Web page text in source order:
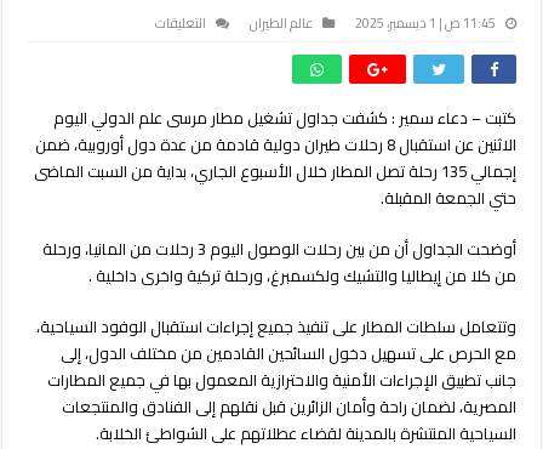
11:45 ص | 1 ديسمبر، 2025 عالم الطيران التعليقات
مرسى
علم
بينها
ألمانية
اليوم
كتبت – دعاء سمير : كشفت جداول تشغيل مطار مرسى علم الدولي اليوم
الاثنين عن استقبال 8 رحلات طيران دولية قادمة من عدة دول أوروبية، ضمن
إجمالي 135 رحلة تصل المطار خلال الأسبوع الجاري، بداية من السبت الماضى
حتي الجمعة المقبلة.
أوضحت الجداول أن من بين رحلات الوصول اليوم 3 رحلات من المانيا، ورحلة
من كلا من إيطاليا والتشيك ولكسمبرغ، ورحلة تركية واخرى داخلية .
وتتعامل سلطات المطار على تنفيذ جميع إجراءات استقبال الوفود السياحية،
مع الحرص على تسهيل دخول السائحين القادمين من مختلف الدول، إلى
جانب تطبيق الإجراءات الأمنية والاحترازية المعمول بها في جميع المطارات
المصرية، لضمان راحة وأمان الزائرين قبل نقلهم إلى الفنادق والمنتجعات
السياحية المنتشرة بالمدينة لقضاء عطلاتهم على الشواطئ الخلابة.